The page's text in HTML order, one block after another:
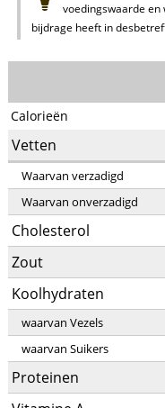
voedingswaarde en
bijdrage heeft in
Calorieën
Vetten
Waarvan verzadigd
Waarvan onverzadigd
Cholesterol
Zout
Koolhydraten
waarvan Vezels
waarvan Suikers
Proteinen